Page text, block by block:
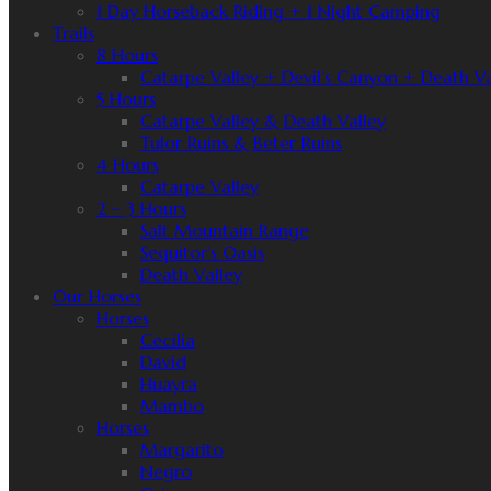
1 Day Horseback Riding + 1 Night Camping
Trails
8 Hours
Catarpe Valley + Devil’s Canyon + Death
5 Hours
Catarpe Valley & Death Valley
Tulor Ruins & Beter Ruins
4 Hours
Catarpe Valley
2 – 3 Hours
Salt Mountain Range
Sequitor’s Oasis
Death Valley
Our Horses
Horses
Cecilia
David
Huayra
Mambo
Horses
Margarito
Negro